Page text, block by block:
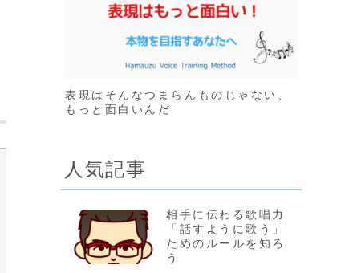
表現はそんなつまらんものじゃない、
もっと面白いんだ
人気記事
相手に伝わる歌唱力
「話すように歌う」
ためのルールを知ろ
う